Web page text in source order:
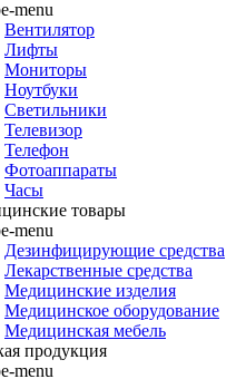
Вентилятор
Лифты
Мониторы
Ноутбуки
Светильники
Телевизор
Телефон
Фотоаппараты
Часы
товары
Дезинфицирующие средства
Лекарственные средства
Медицинские изделия
Медицинское оборудование
Медицинская мебель
продукция